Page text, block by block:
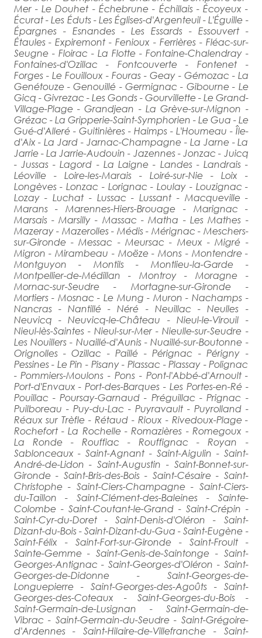
Mer - Le Douhet - Échebrune - Échillais - Écoyeux -
Écurat - Les Éduts - Les Églises-d'Argenteuil - L'Éguille -
Épargnes - Esnandes - Les Essards - Essouvert -
Étaules - Expiremont - Fenioux - Ferrières - Fléac-sur-
Seugne - Floirac - La Flotte - Fontaine-Chalendray -
Fontaines-d'Ozillac - Fontcouverte - Fontenet -
Forges - Le Fouilloux - Fouras - Geay - Gémozac - La
Genétouze - Genouillé - Germignac - Gibourne - Le
Gicq - Givrezac - Les Gonds - Gourvillette - Le Grand-
Village-Plage - Grandjean - La Grève-sur-Mignon -
Grézac - La Gripperie-Saint-Symphorien - Le Gua - Le
Gué-d'Alleré - Guitinières - Haimps - L'Houmeau - Île-
d'Aix - La Jard - Jarnac-Champagne - La Jarne - La
Jarrie - La Jarrie-Audouin - Jazennes - Jonzac - Juicq
- Jussas - Lagord - La Laigne - Landes - Landrais -
Léoville - Loire-les-Marais - Loiré-sur-Nie - Loix -
Longèves - Lonzac - Lorignac - Loulay - Louzignac -
Lozay - Luchat - Lussac - Lussant - Macqueville -
Marans - Marennes-Hiers-Brouage - Marignac -
Marsais - Marsilly - Massac - Matha - Les Mathes -
Mazeray - Mazerolles - Médis - Mérignac - Meschers-
sur-Gironde - Messac - Meursac - Meux - Migré -
Migron - Mirambeau - Moëze - Mons - Montendre -
Montguyon - Montils - Montlieu-la-Garde -
Montpellier-de-Médillan - Montroy - Moragne -
Mornac-sur-Seudre - Mortagne-sur-Gironde -
Mortiers - Mosnac - Le Mung - Muron - Nachamps -
Nancras - Nantillé - Néré - Neuillac - Neulles -
Neuvicq - Neuvicq-le-Château - Nieul-le-Virouil -
Nieul-lès-Saintes - Nieul-sur-Mer - Nieulle-sur-Seudre -
Les Nouillers - Nuaillé-d'Aunis - Nuaillé-sur-Boutonne -
Orignolles - Ozillac - Paillé - Pérignac - Périgny -
Pessines - Le Pin - Pisany - Plassac - Plassay - Polignac
- Pommiers-Moulons - Pons - Pont-l'Abbé-d'Arnoult -
Port-d'Envaux - Port-des-Barques - Les Portes-en-Ré -
Pouillac - Poursay-Garnaud - Préguillac - Prignac -
Puilboreau - Puy-du-Lac - Puyravault - Puyrolland -
Réaux sur Trèfle - Rétaud - Rioux - Rivedoux-Plage -
Rochefort - La Rochelle - Romazières - Romegoux -
La Ronde - Rouffiac - Rouffignac - Royan -
Sablonceaux - Saint-Agnant - Saint-Aigulin - Saint-
André-de-Lidon - Saint-Augustin - Saint-Bonnet-sur-
Gironde - Saint-Bris-des-Bois - Saint-Césaire - Saint-
Christophe - Saint-Ciers-Champagne - Saint-Ciers-
du-Taillon - Saint-Clément-des-Baleines - Sainte-
Colombe - Saint-Coutant-le-Grand - Saint-Crépin -
Saint-Cyr-du-Doret - Saint-Denis-d'Oléron - Saint-
Dizant-du-Bois - Saint-Dizant-du-Gua - Saint-Eugène -
Saint-Félix - Saint-Fort-sur-Gironde - Saint-Froult -
Sainte-Gemme - Saint-Genis-de-Saintonge - Saint-
Georges-Antignac - Saint-Georges-d'Oléron - Saint-
Georges-de-Didonne - Saint-Georges-de-
Longuepierre - Saint-Georges-des-Agoûts - Saint-
Georges-des-Coteaux - Saint-Georges-du-Bois -
Saint-Germain-de-Lusignan - Saint-Germain-de-
Vibrac - Saint-Germain-du-Seudre - Saint-Grégoire-
d'Ardennes - Saint-Hilaire-de-Villefranche - Saint-